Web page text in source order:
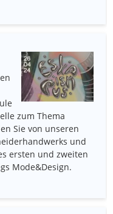
zum Thema
Sie von unseren
und
ersten und zweiten
Mode&Design.